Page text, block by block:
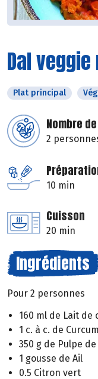
Dal
Plat principal
Nombre
2
10 min
Cuisson
20 min
Ingrédients
Pour 2 personnes
160 ml de Lait de
1 c. à c. de
350 g de Pulpe
1 gousse de Ail
0.5 Citron vert